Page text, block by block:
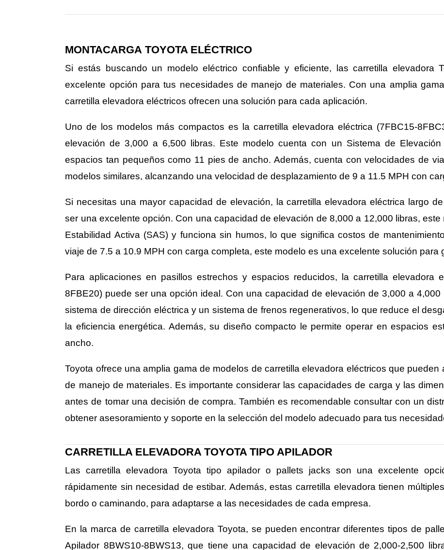
MONTACARGA TOYOTA ELÉCTRICO
Si estás buscando un modelo eléctrico confiable y eficiente, las carretilla elevadora
excelente opción para tus necesidades de manejo de materiales. Con una amplia
carretilla elevadora eléctricos ofrecen una solución para cada aplicación.
Uno de los modelos más compactos es la carretilla elevadora eléctrica (7FBC15-
elevación de 3,000 a 6,500 libras. Este modelo cuenta con un Sistema de
espacios tan pequeños como 11 pies de ancho. Además, cuenta con velocidades de
modelos similares, alcanzando una velocidad de desplazamiento de 9 a 11.5 MPH con
Si necesitas una mayor capacidad de elevación, la carretilla elevadora eléctrica largo
ser una excelente opción. Con una capacidad de elevación de 8,000 a 12,000 libras,
Estabilidad Activa (SAS) y funciona sin humos, lo que significa costos de
viaje de 7.5 a 10.9 MPH con carga completa, este modelo es una excelente solución para
Para aplicaciones en pasillos estrechos y espacios reducidos, la carretilla elevadora
8FBE20) puede ser una opción ideal. Con una capacidad de elevación de 3,000 a
sistema de dirección eléctrica y un sistema de frenos regenerativos, lo que reduce el
la eficiencia energética. Además, su diseño compacto le permite operar en espacios
ancho.
Toyota ofrece una amplia gama de modelos de carretilla elevadora eléctricos que
de manejo de materiales. Es importante considerar las capacidades de carga y las
antes de tomar una decisión de compra. También es recomendable consultar con un
obtener asesoramiento y soporte en la selección del modelo adecuado para tus
CARRETILLA ELEVADORA TOYOTA TIPO APILADOR
Las carretilla elevadora Toyota tipo apilador o pallets jacks son una excelente
rápidamente sin necesidad de estibar. Además, estas carretilla elevadora tienen
bordo o caminando, para adaptarse a las necesidades de cada empresa.
En la marca de carretilla elevadora Toyota, se pueden encontrar diferentes tipos de
Apilador 8BWS10-8BWS13, que tiene una capacidad de elevación de 2,000-2,500